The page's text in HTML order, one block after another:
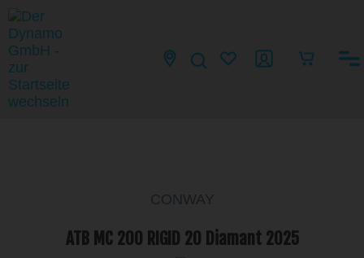
CONWAY
ATB MC 200 RIGID 20 Diamant 2025